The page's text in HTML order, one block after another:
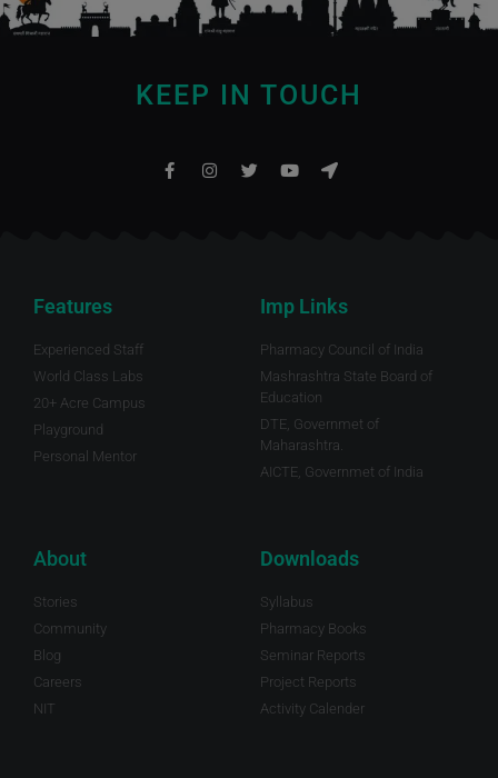
KEEP IN TOUCH
Features
Experienced Staff
World Class Labs
20+ Acre Campus
Playground
Personal Mentor
Imp Links
Pharmacy Council of India
Mashrashtra State Board of
Education
DTE, Governmet of
Maharashtra.
AICTE, Governmet of India
About
Stories
Community
Blog
Careers
NIT
Downloads
Syllabus
Pharmacy Books
Seminar Reports
Project Reports
Activity Calender